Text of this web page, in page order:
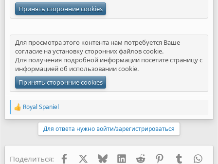
Принять сторонние cookies
Для просмотра этого контента нам потребуется Ваше
согласие на установку сторонних файлов cookie.
Для получения подробной информации посетите страницу с
информацией об использовании cookie.
Принять сторонние cookies
Р
е
и
Royal Spaniel
Для ответа нужно войти/зарегистрироваться
Поделиться: Facebook BlueskyLinkedInReddit PinterestTumblr